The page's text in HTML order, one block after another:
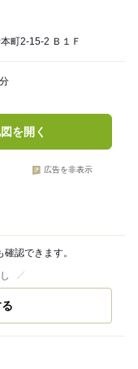
町2-15-2 Ｂ１Ｆ
を開く
広告を非表示
認できます。